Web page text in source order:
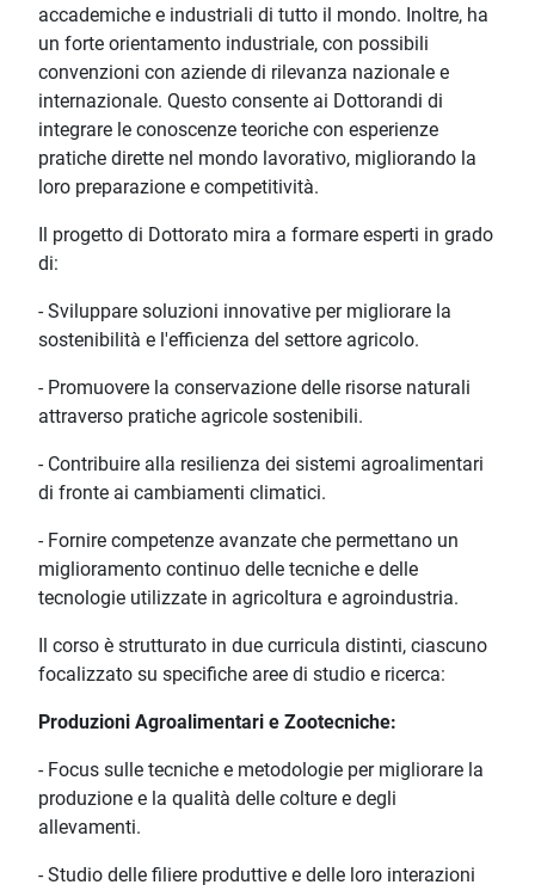
accademiche e industriali di tutto il mondo. Inoltre, ha
un forte orientamento industriale, con possibili
convenzioni con aziende di rilevanza nazionale e
internazionale. Questo consente ai Dottorandi di
integrare le conoscenze teoriche con esperienze
pratiche dirette nel mondo lavorativo, migliorando la
loro preparazione e competitività.
Il progetto di Dottorato mira a formare esperti in grado
di:
- Sviluppare soluzioni innovative per migliorare la
sostenibilità e l'efficienza del settore agricolo.
- Promuovere la conservazione delle risorse naturali
attraverso pratiche agricole sostenibili.
- Contribuire alla resilienza dei sistemi agroalimentari
di fronte ai cambiamenti climatici.
- Fornire competenze avanzate che permettano un
miglioramento continuo delle tecniche e delle
tecnologie utilizzate in agricoltura e agroindustria.
Il corso è strutturato in due curricula distinti, ciascuno
focalizzato su specifiche aree di studio e ricerca:
Produzioni Agroalimentari e Zootecniche:
- Focus sulle tecniche e metodologie per migliorare la
produzione e la qualità delle colture e degli
allevamenti.
- Studio delle filiere produttive e delle loro interazioni